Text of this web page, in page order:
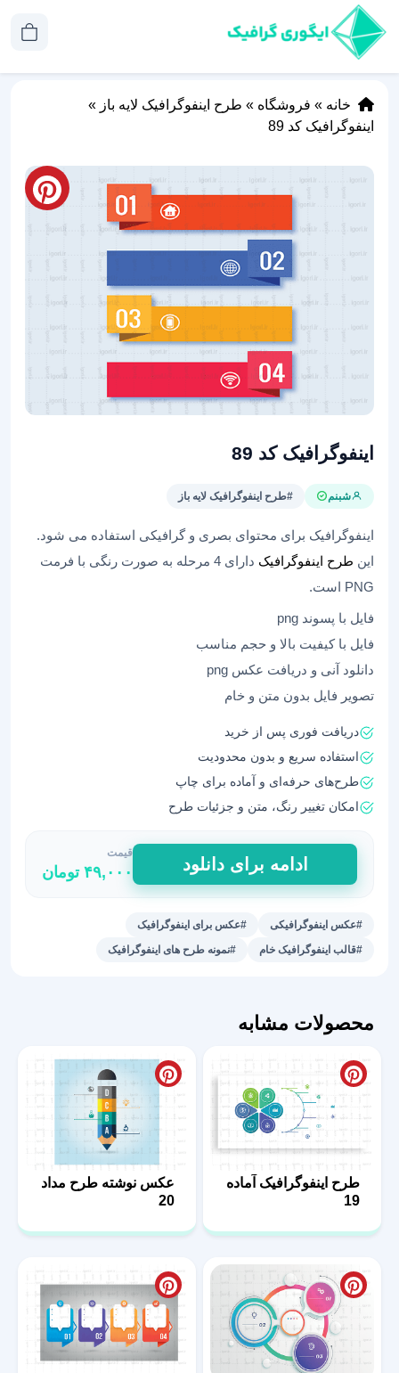
خانه » فروشگاه » طرح اینفوگرافیک لایه باز »
اینفوگرافیک کد 89
اینفوگرافیک کد 89
شبنم #طرح اینفوگرافیک لایه باز
اینفوگرافیک برای محتوای بصری و گرافیکی استفاده می شود.
این طرح اینفوگرافیک
دارای 4 مرحله به صورت رنگی با فرمت
PNG است.
فایل با پسوند png
فایل با کیفیت بالا و حجم مناسب
دانلود آنی و دریافت عکس png
تصویر فایل بدون متن و خام
دریافت فوری پس از خرید
استفاده سریع و بدون محدودیت
طرح‌های حرفه‌ای و آماده برای چاپ
امکان تغییر رنگ، متن و جزئیات طرح
اینفوگرافیک
کد
89
عدد
ادامه برای دانلود
قیمت
۴۹,۰۰۰ تومان
#عکس اینفوگرافیکی
#عکس برای اینفوگرافیک
#قالب اینفوگرافیک خام
#نمونه طرح های اینفوگرافیک
محصولات مشابه
طرح اینفوگرافیک آماده
19
عکس نوشته طرح مداد
20